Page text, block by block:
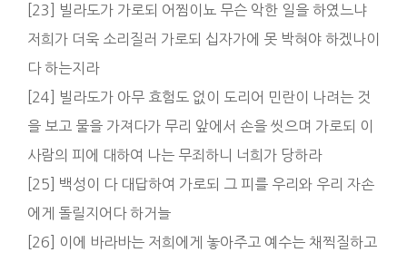
[23] 빌라도가 가로되 어찜이뇨 무슨 악한 일을 하였느냐
저희가 더욱 소리질러 가로되 십자가에 못 박혀야 하겠나이
다 하는지라
[24] 빌라도가 아무 효험도 없이 도리어 민란이 나려는 것
을 보고 물을 가져다가 무리 앞에서 손을 씻으며 가로되 이
사람의 피에 대하여 나는 무죄하니 너희가 당하라
[25] 백성이 다 대답하여 가로되 그 피를 우리와 우리 자손
에게 돌릴지어다 하거늘
[26] 이에 바라바는 저희에게 놓아주고 예수는 채찍질하고